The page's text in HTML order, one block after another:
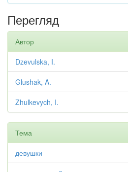
Перегляд
Автор
Dzevulska, I.
Glushak, A.
Zhulkevych, I.
Тема
девушки